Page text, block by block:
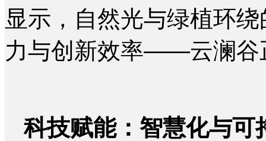
显示，自然光与绿植环
力与创新效率——云澜谷
科技赋能：智慧化与可